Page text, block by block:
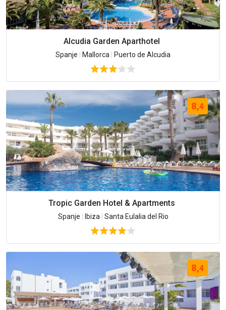
Alcudia Garden Aparthotel
Spanje Mallorca Puerto de Alcudia
8,4
Tropic Garden Hotel & Apartments
Spanje Ibiza Santa Eulalia del Rio
8,4